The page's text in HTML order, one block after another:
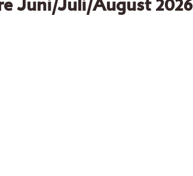
Juni/Juli/August 2026